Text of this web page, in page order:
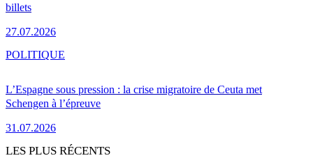
billets
27.07.2026
L’Espagne sous pression : la crise migratoire de Ceuta met
Schengen à l’épreuve
31.07.2026
POLITIQUE
LES PLUS RÉCENTS